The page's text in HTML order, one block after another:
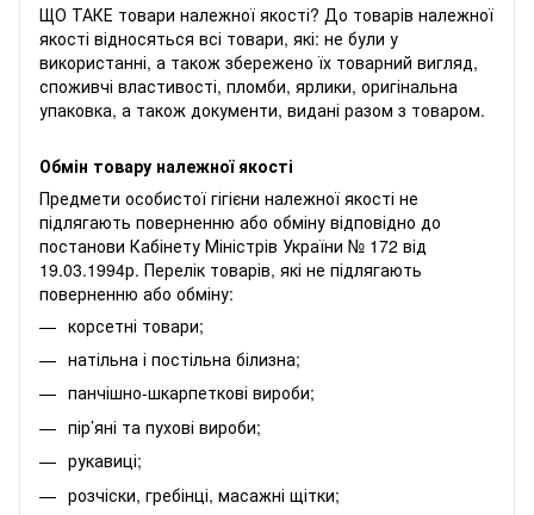
ЩО ТАКЕ товари належної якості? До товарів належної
якості відносяться всі товари, які: не були у
використанні, а також збережено їх товарний вигляд,
споживчі властивості, пломби, ярлики, оригінальна
упаковка, а також документи, видані разом з товаром.
Обмін товару належної якості
Предмети особистої гігієни належної якості не
підлягають поверненню або обміну відповідно до
постанови Кабінету Міністрів України № 172 від
19.03.1994р. Перелік товарів, які не підлягають
поверненню або обміну:
корсетні товари;
натільна і постільна білизна;
панчішно-шкарпеткові вироби;
пір’яні та пухові вироби;
рукавиці;
розчіски, гребінці, масажні щітки;